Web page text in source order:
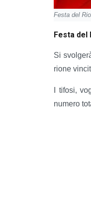
Festa del
Festa del
Si
rione
I tifosi,
numero